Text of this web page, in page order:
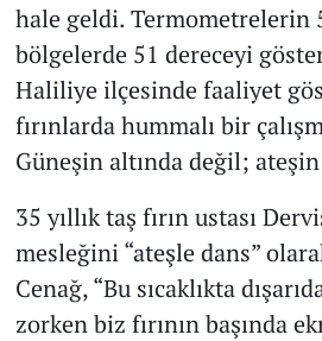
hale geldi. Termometrelerin
bölgelerde 51 dereceyi
Haliliye ilçesinde faaliyet
fırınlarda hummalı bir
Güneşin altında değil;
35 yıllık taş fırın ustası
mesleğini “ateşle dans”
Cenağ, “Bu sıcaklıkta
zorken biz fırının başında